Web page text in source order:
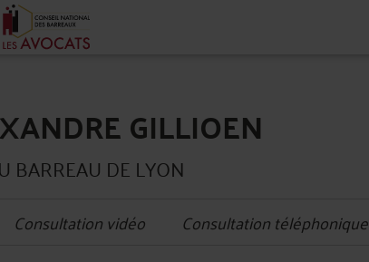
GILLIOEN
BARREAU DE LYON
Consultation vidéo Consultation téléphonique